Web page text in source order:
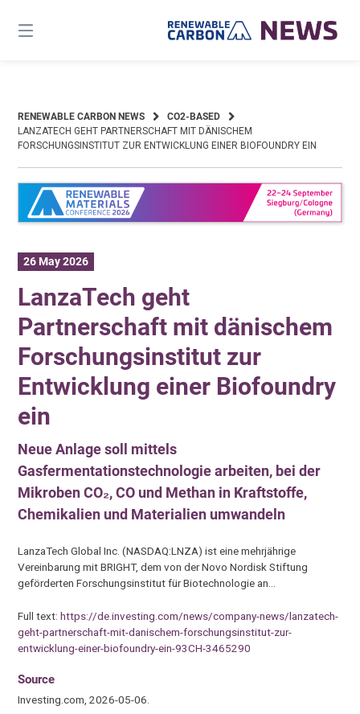
content
RENEWABLE CARBON NEWS
CO2-BASED
LANZATECH GEHT PARTNERSCHAFT MIT DÄNISCHEM
FORSCHUNGSINSTITUT ZUR ENTWICKLUNG EINER BIOFOUNDRY EIN
26 May 2026
LanzaTech geht
Partnerschaft mit dänischem
Forschungsinstitut zur
Entwicklung einer Biofoundry
ein
Neue Anlage soll mittels
Gasfermentationstechnologie arbeiten, bei der
Mikroben CO₂, CO und Methan in Kraftstoffe,
Chemikalien und Materialien umwandeln
LanzaTech Global Inc. (NASDAQ:LNZA) ist eine mehrjährige
Vereinbarung mit BRIGHT, dem von der Novo Nordisk Stiftung
geförderten Forschungsinstitut für Biotechnologie an…
Full text:https://de.investing.com/news/company-news/lanzatech-
geht-partnerschaft-mit-danischem-forschungsinstitut-zur-
entwicklung-einer-biofoundry-ein-93CH-3465290
Source
Investing.com, 2026-05-06.